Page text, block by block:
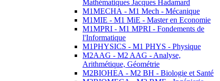
Mathématiques Jacques Hadamard
M1MECHA - M1 Mech - Mécanique
M1MIE - M1 MiE - Master en Economie
M1MPRI - M1 MPRI - Fondements de
l'Informatique
M1PHYSICS - M1 PHYS - Physique
M2AAG - M2 AAG - Analyse,
Arithmétique, Géométrie
M2BIOHEA - M2 BH - Biologie et Santé